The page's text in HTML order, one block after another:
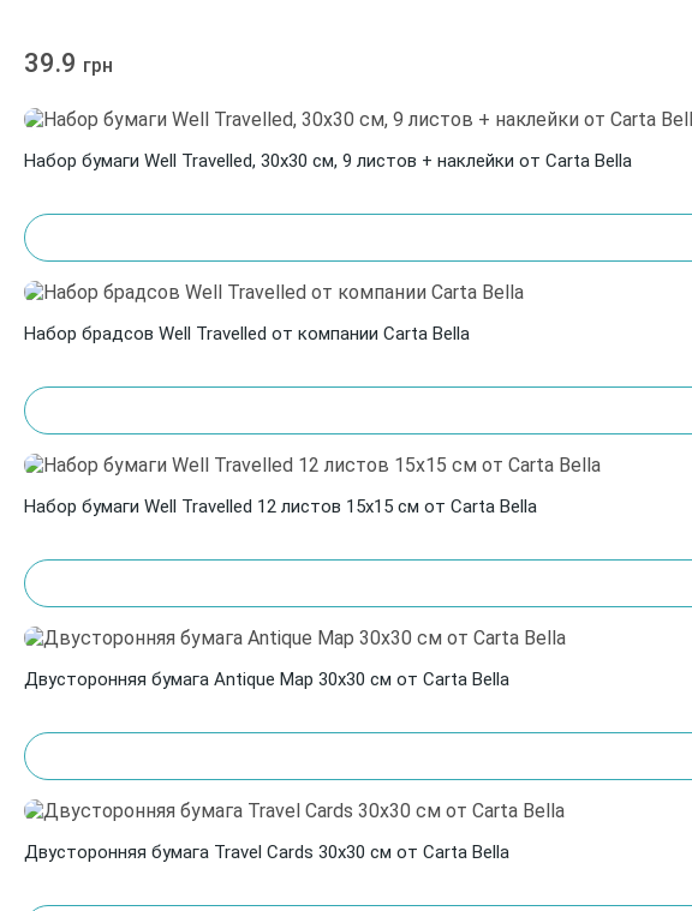
39.9 грн
Набор бумаги Well Travelled, 30х30 см, 9 листов + наклейки от Carta Bella
Набор брадсов Well Travelled от компании Carta Bella
Набор бумаги Well Travelled 12 листов 15х15 см от Carta Bella
Двусторонняя бумага Antique Map 30х30 см от Carta Bella
Двусторонняя бумага Travel Cards 30х30 см от Carta Bella